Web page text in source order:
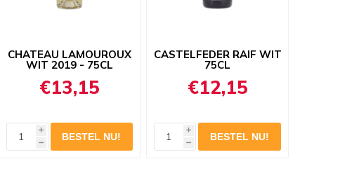
CHATEAU LAMOUROUX
WIT 2019 - 75CL
€13,15
i
h
CASTELFEDER RAIF WIT
75CL
€12,15
i
h